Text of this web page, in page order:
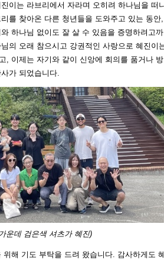
이는 라브리에서 자라며 오히려 하나님을 떠
를 찾아온 다른 청년들을 도와주고 있는 동안
하나님 없이도 잘 살 수 있음을 증명하려고
의 오래 참으시고 강권적인 사랑으로 혜진이
, 이제는 자기와 같이 신앙에 회의를 품거나
가 되었습니다.
운데 검은색 셔츠가 혜진)
위해 기도 부탁을 드려 왔습니다. 감사하게도